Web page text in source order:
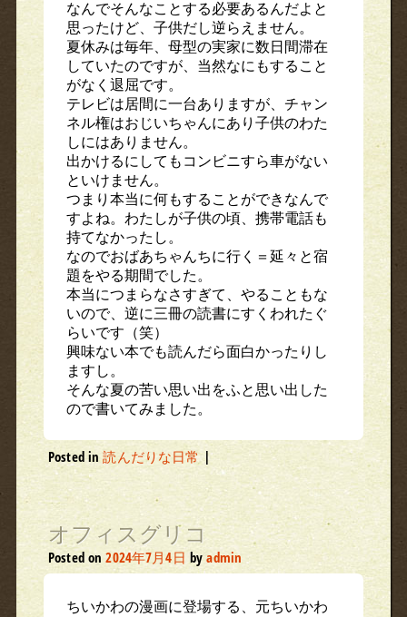
なんでそんなことする必要あるんだよと
思ったけど、子供だし逆らえません。
夏休みは毎年、母型の実家に数日間滞在
していたのですが、当然なにもすること
がなく退屈です。
テレビは居間に一台ありますが、チャン
ネル権はおじいちゃんにあり子供のわた
しにはありません。
出かけるにしてもコンビニすら車がない
といけません。
つまり本当に何もすることができなんで
すよね。わたしが子供の頃、携帯電話も
持てなかったし。
なのでおばあちゃんちに行く＝延々と宿
題をやる期間でした。
本当につまらなさすぎて、やることもな
いので、逆に三冊の読書にすくわれたぐ
らいです（笑）
興味ない本でも読んだら面白かったりし
ますし。
そんな夏の苦い思い出をふと思い出した
ので書いてみました。
Posted in読んだりな日常 |
オフィスグリコ
Posted on2024年7月4日 byadmin
ちいかわの漫画に登場する、元ちいかわ